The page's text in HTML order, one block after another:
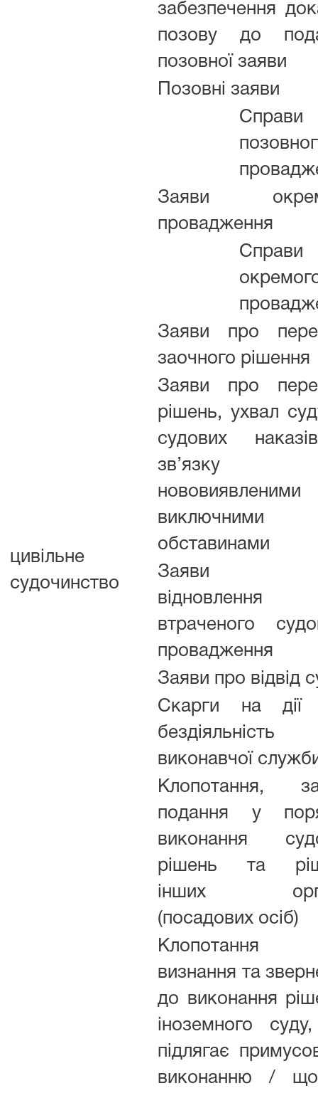
цивільне
судочинство
забезпечення
позову до
позовної заяви
Позовні заяви
Справи
Заяви
провадження
Справи
Заяви про
заочного рішення
Заяви про
рішень, ухвал
судових
виключними
обставинами
Заяви
відновлення
втраченого
провадження
Заяви про відвід
Скарги на дії
бездіяльність
виконавчої
Клопотання,
подання у
виконання
рішень та
інших
(посадових осіб)
Клопотання
визнання та
до виконання
іноземного
підлягає
виконанню /